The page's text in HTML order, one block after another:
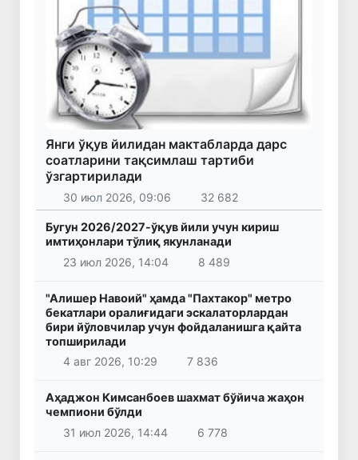
Янги ўқув йилидан мактабларда дарс
соатларини тақсимлаш тартиби
ўзгартирилади
30 июл 2026, 09:06 32 682
Бугун 2026/2027-ўқув йили учун кириш
имтиҳонлари тўлиқ якунланади
23 июл 2026, 14:04
8 489
"Алишер Навоий" ҳамда "Пахтакор" метро
бекатлари оралиғидаги эскалаторлардан
бири йўловчилар учун фойдаланишга қайта
топширилади
4 авг 2026, 10:29
7 836
Аҳаджон Кимсанбоев шахмат бўйича жаҳон
чемпиони бўлди
31 июл 2026, 14:44
6 778